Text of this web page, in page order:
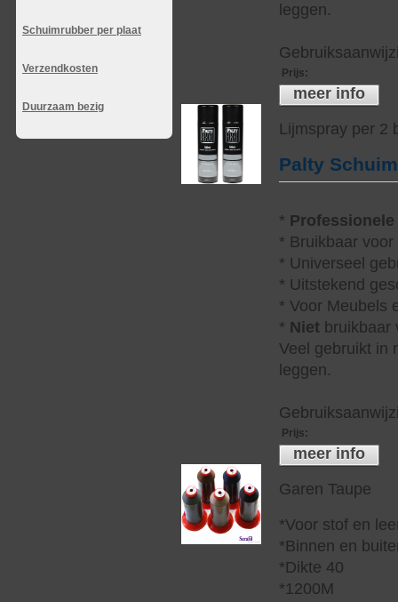
Schuimrubber per plaat
Verzendkosten
Duurzaam bezig
leggen.
Prijs:
meer info
Lijmspray per 2
Palty
* Professionele
* Bruikbaar
* Universeel
* Uitstekend
* Voor Meubels
* Niet bruikbaar
Veel gebruikt in
leggen.
Prijs:
meer info
Garen Taupe
*Voor stof en
*Binnen en
*Dikte 40
*1200M